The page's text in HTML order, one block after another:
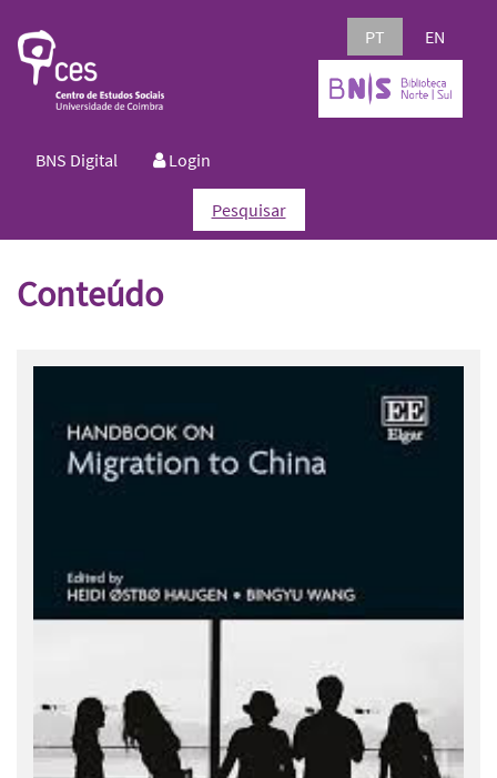
PT EN
BNS Digital Login
Pesquisar
Conteúdo